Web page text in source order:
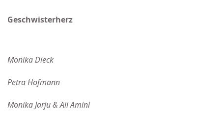
Geschwisterherz
Monika Dieck
Petra Hofmann
Monika Jarju & Ali Amini